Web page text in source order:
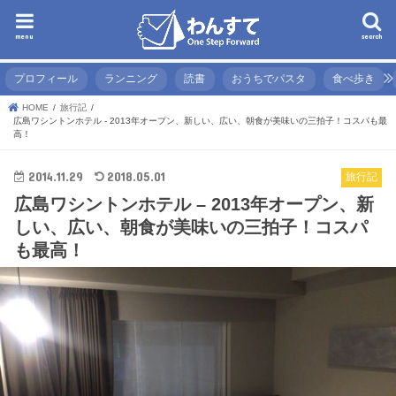
search
menu
プロフィール ランニング 読書 おうちでパスタ 食べ歩き
HOME
旅行記
広島ワシントンホテル - 2013年オープン、新しい、広い、朝食が美味いの三拍子！コスパも最
高！
旅行記
2014.11.29 2018.05.01
広島ワシントンホテル – 2013年オープン、新
しい、広い、朝食が美味いの三拍子！コスパ
も最高！